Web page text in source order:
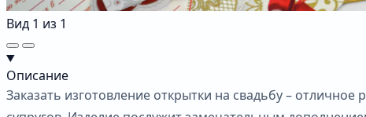
Вид 1 из 1
Описание
Заказать изготовление открытки на свадьбу –